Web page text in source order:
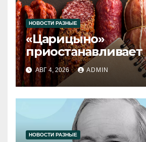
НОВОСТИ РАЗНЫЕ
«Царицыно»
продукции
АВГ 4, 2026 ADMIN
НОВОСТИ РАЗНЫЕ